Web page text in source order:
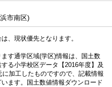
市南区)
、現状優先となります。
す通学区域(学区)情報は、国土数
る小学校区データ【2016年度】及
加工したものですので、記載情報
ます。国土数値情報ダウンロード